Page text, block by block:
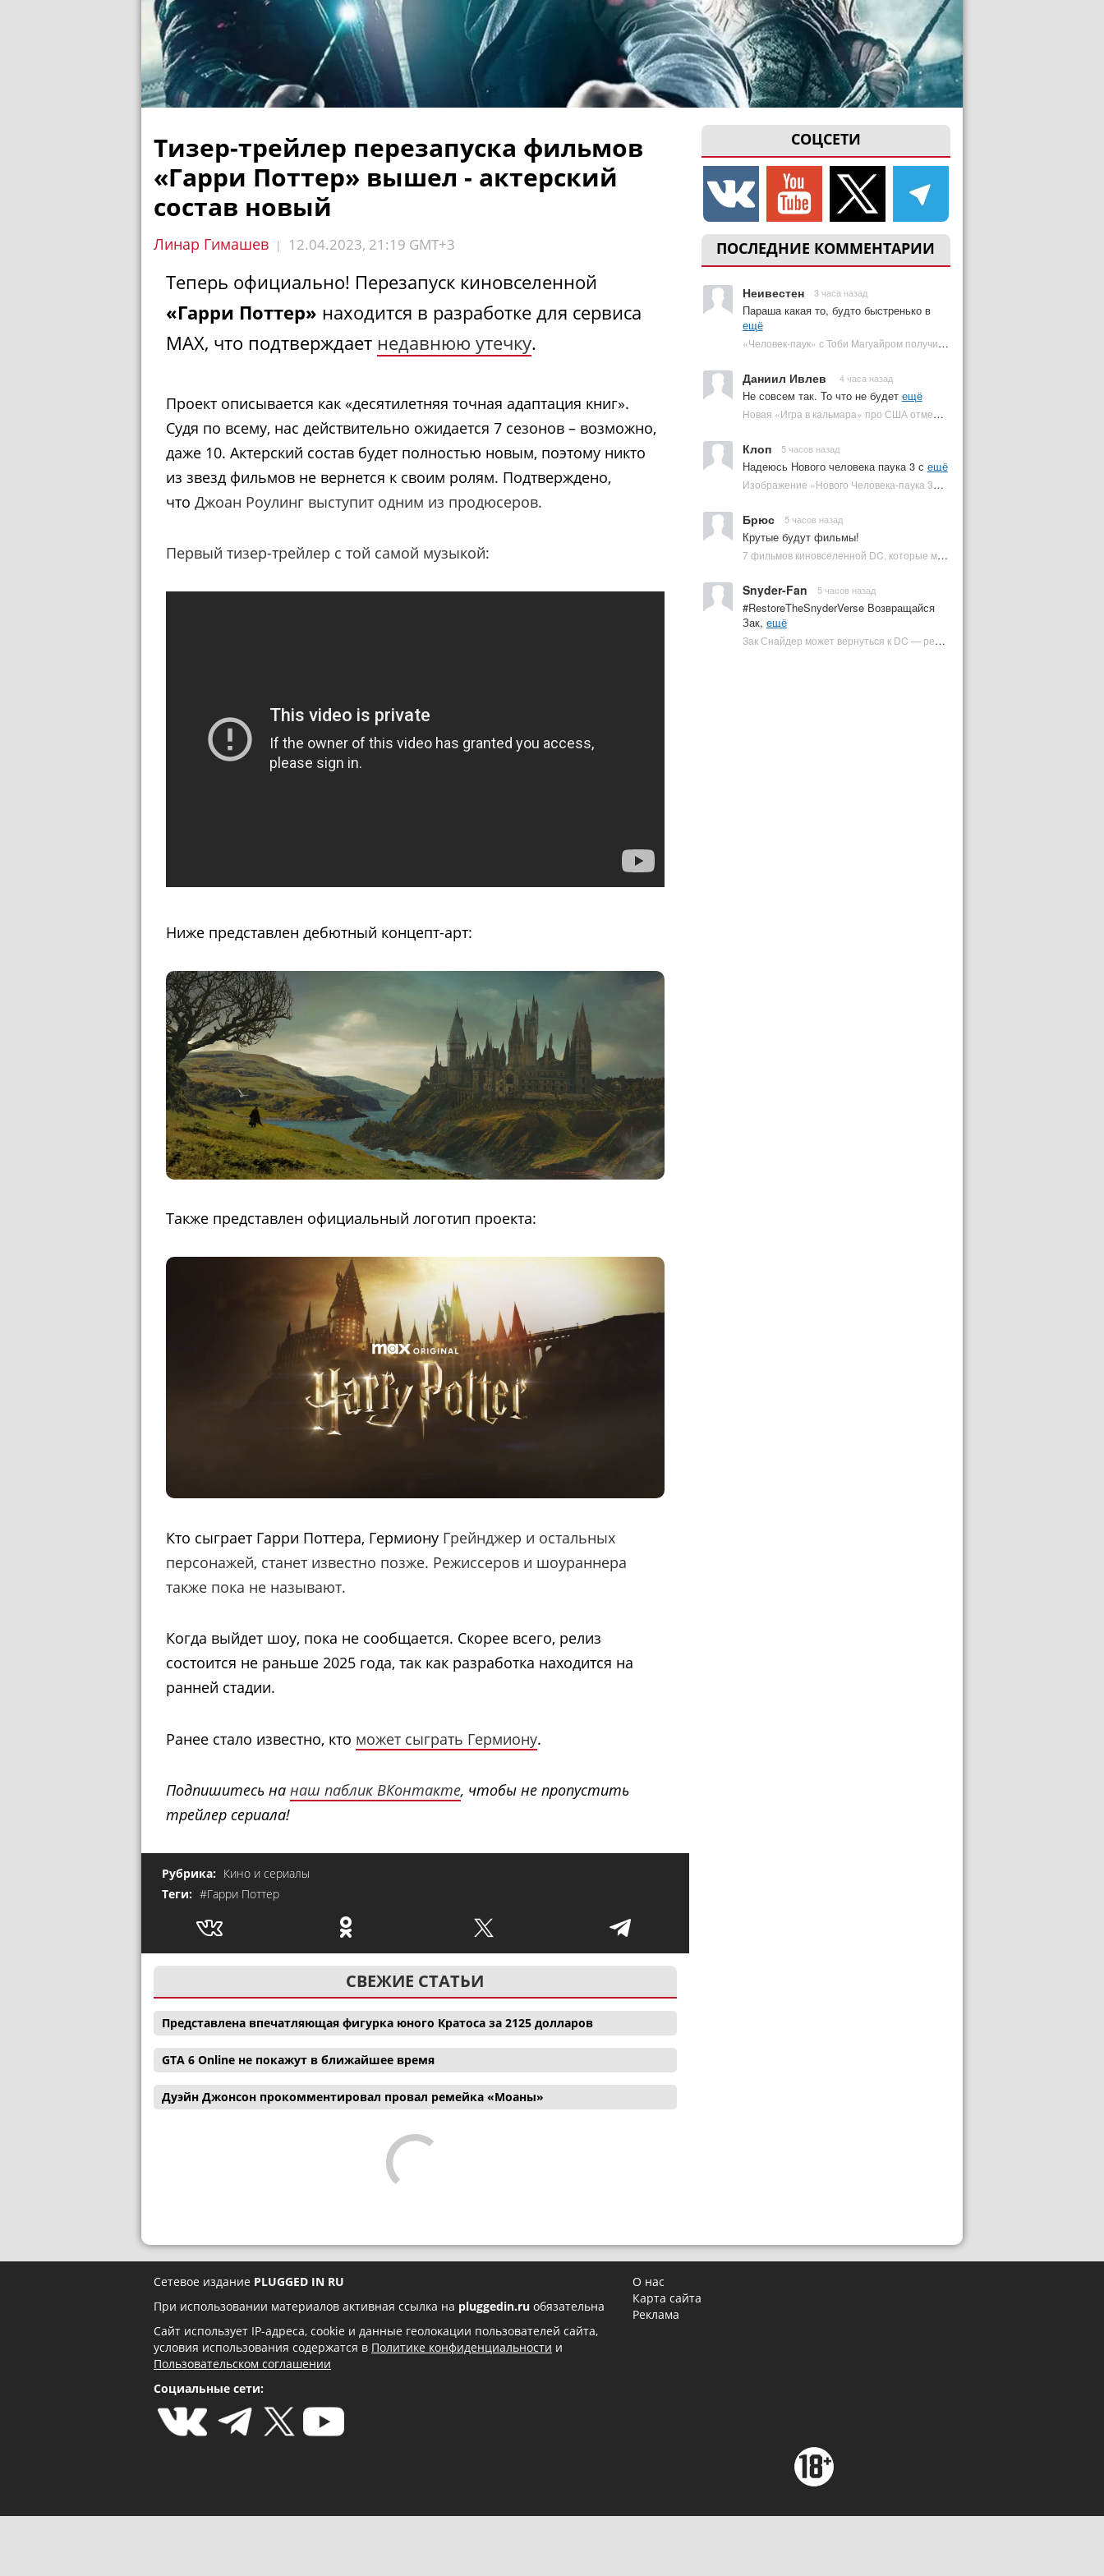
СОЦСЕТИ
ПОСЛЕДНИЕ КОММЕНТАРИИ
Неивестен 3 часа назад
Параша какая то, будто быстренько в
ещё
«Человек-паук» с Тоби Магуайром получил новый постер | Plugged In Ru
Даниил Ивлев 4 часа назад
Не совсем так. То что не будет ещё
Новая «Игра в кальмара» про США отменена | Plugged In Ru
Клоп 5 часов назад
Надеюсь Нового человека паука 3 с ещё
Изображение «Нового Человека-паука 3» подтвердило Зловещую шестерку | Plugged In Ru
Брюс 5 часов назад
Крутые будут фильмы!
7 фильмов киновселенной DC, которые может снять Зак Снайдер | Plugged In Ru
Snyder-Fan 5 часов назад
#RestoreTheSnyderVerse Возвращайся
Зак, ещё
Зак Снайдер может вернуться к DC — режиссер общался с Warner Bros. (фото) | Plugged In Ru
Тизер-трейлер перезапуска фильмов
«Гарри Поттер» вышел - актерский
состав новый
Линар Гимашев | 12.04.2023, 21:19 GMT+3
Теперь официально! Перезапуск киновселенной
«Гарри Поттер» находится в разработке для сервиса
MAX, что подтверждает недавнюю утечку.
Проект описывается как «десятилетняя точная адаптация книг».
Судя по всему, нас действительно ожидается 7 сезонов – возможно,
даже 10. Актерский состав будет полностью новым, поэтому никто
из звезд фильмов не вернется к своим ролям. Подтверждено,
что Джоан Роулинг выступит одним из продюсеров.
Первый тизер-трейлер с той самой музыкой:
Ниже представлен дебютный концепт-арт:
Также представлен официальный логотип проекта:
Кто сыграет Гарри Поттера, Гермиону Грейнджер и остальных
персонажей, станет известно позже. Режиссеров и шоураннера
также пока не называют.
Когда выйдет шоу, пока не сообщается. Скорее всего, релиз
состоится не раньше 2025 года, так как разработка находится на
ранней стадии.
Ранее стало известно, кто может сыграть Гермиону.
Подпишитесь на наш паблик ВКонтакте, чтобы не пропустить
трейлер сериала!
Рубрика: Кино и сериалы
Теги: #Гарри Поттер
СВЕЖИЕ СТАТЬИ
Представлена впечатляющая фигурка юного Кратоса за 2125 долларов
GTA 6 Online не покажут в ближайшее время
Дуэйн Джонсон прокомментировал провал ремейка «Моаны»
Сетевое издание PLUGGED IN RU
При использовании материалов активная ссылка на pluggedin.ru обязательна
Сайт использует IP-адреса, cookie и данные геолокации пользователей сайта,
условия использования содержатся в Политике конфиденциальности и
Пользовательском соглашении
Социальные сети:
О нас
Карта сайта
Реклама